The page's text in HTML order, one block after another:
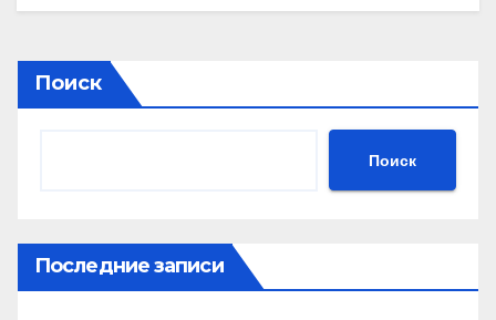
Поиск
Поиск
Последние записи